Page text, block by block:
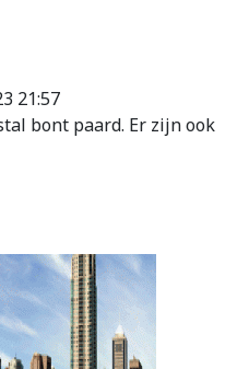
21:57
bont paard. Er zijn ook